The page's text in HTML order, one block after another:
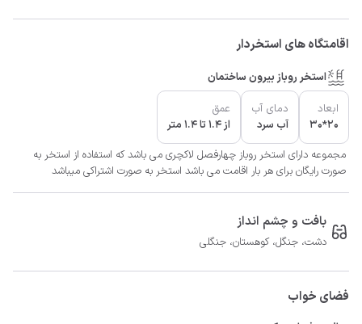
اقامتگاه های استخردار
استخر روباز بیرون ساختمان
ابعاد
20*30
دمای آب
آب سرد
عمق
از 1.4 تا 1.4 متر
مجموعه دارای استخر روباز چهارفصل لاکچری می باشد که استفاده از استخر به
صورت رایگان برای هر بار اقامت می باشد استخر به صورت اشتراکی میباشد
بافت و چشم انداز
دشت، جنگل، کوهستان، جنگلی
فضای خواب